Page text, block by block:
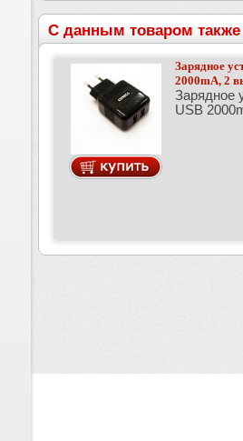
С данным товаром также
Зарядное
2000mA, 2
Зарядное
USB